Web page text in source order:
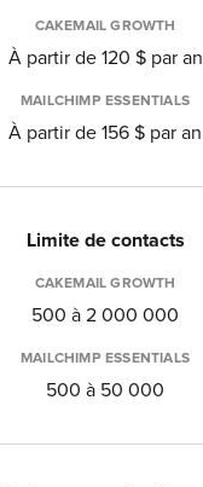
CAKEMAIL GROWTH
À partir de 120 $ par an
MAILCHIMP ESSENTIALS
À partir de 156 $ par an
Limite de contacts
CAKEMAIL GROWTH
500 à 2 000 000
MAILCHIMP ESSENTIALS
500 à 50 000